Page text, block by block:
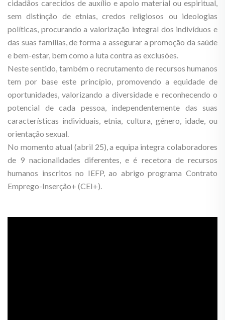
cidadãos carecidos de auxílio e apoio material ou espiritual,
sem distinção de etnias, credos religiosos ou ideologias
políticas, procurando a valorização integral dos indivíduos e
das suas famílias, de forma a assegurar a promoção da saúde
e bem-estar, bem como a luta contra as exclusões.
Neste sentido, também o recrutamento de recursos humanos
tem por base este princípio, promovendo a equidade de
oportunidades, valorizando a diversidade e reconhecendo o
potencial de cada pessoa, independentemente das suas
características individuais, etnia, cultura, género, idade, ou
orientação sexual.
No momento atual (abril 25), a equipa integra colaboradores
de 9 nacionalidades diferentes, e é recetora de recursos
humanos inscritos no IEFP, ao abrigo programa Contrato
Emprego-Inserção+ (CEI+).